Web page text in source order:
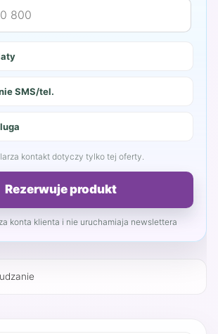
SMS/tel.
kontakt dotyczy tylko tej oferty.
Rezerwuje produkt
konta klienta i nie uruchamiaja newslettera